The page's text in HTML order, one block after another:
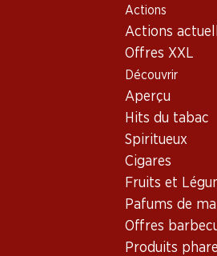
Actions
Actions
Offres XXL
Découvrir
Aperçu
Hits du tabac
Spiritueux
Cigares
Fruits et
Pafums de
Offres
Produits
Shop des Vins
Italie
les
Bio Coccinella Sangiovese-Merlot